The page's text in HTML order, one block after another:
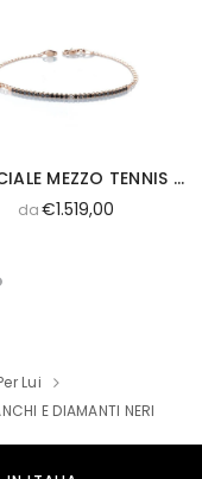
BRACCIALE MEZZO TENNIS IN MAGLIA GROUMETTE IN ORO ROSA DIAMANTI NERI E CENTRALE BIANCO
da€1.519,00
Lui
E DIAMANTI NERI